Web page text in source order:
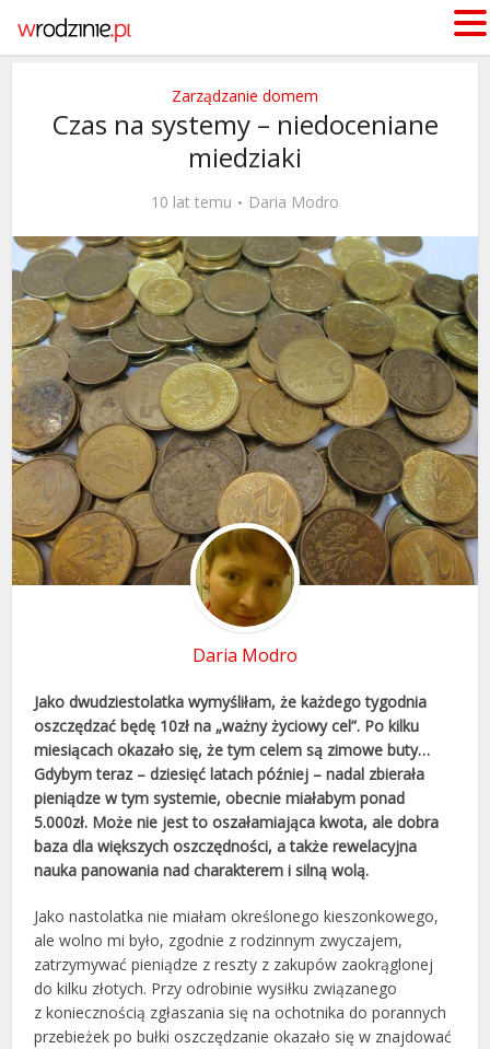
Zarządzanie domem
Czas na systemy – niedoceniane
miedziaki
10 lat temu Daria Modro
Daria Modro
Jako dwudziestolatka wymyśliłam, że każdego tygodnia
oszczędzać będę 10zł na „ważny życiowy cel”. Po kilku
miesiącach okazało się, że tym celem są zimowe buty…
Gdybym teraz – dziesięć latach później – nadal zbierała
pieniądze w tym systemie, obecnie miałabym ponad
5.000zł. Może nie jest to oszałamiająca kwota, ale dobra
baza dla większych oszczędności, a także rewelacyjna
nauka panowania nad charakterem i silną wolą.
Jako nastolatka nie miałam określonego kieszonkowego,
ale wolno mi było, zgodnie z rodzinnym zwyczajem,
zatrzymywać pieniądze z reszty z zakupów zaokrąglonej
do kilku złotych. Przy odrobinie wysiłku związanego
z koniecznością zgłaszania się na ochotnika do porannych
przebieżek po bułki oszczędzanie okazało się w znajdować